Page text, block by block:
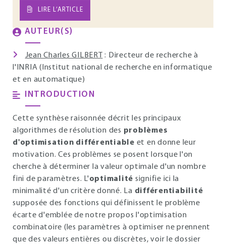
LIRE L’ARTICLE
AUTEUR(S)
Jean Charles GILBERT
: Directeur de recherche à
l'INRIA (Institut national de recherche en informatique
et en automatique)
INTRODUCTION
Cette synthèse raisonnée décrit les principaux
algorithmes de résolution des problèmes
d'optimisation différentiable et en donne leur
motivation. Ces problèmes se posent lorsque l'on
cherche à déterminer la valeur optimale d'un nombre
fini de paramètres. L'optimalité signifie ici la
minimalité d'un critère donné. La différentiabilité
supposée des fonctions qui définissent le problème
écarte d'emblée de notre propos l'optimisation
combinatoire (les paramètres à optimiser ne prennent
que des valeurs entières ou discrètes, voir le dossier